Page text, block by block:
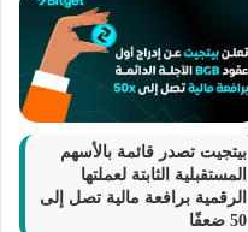
بيتجيت تصدر قائمة بالأسهم
المستقبلية الثابتة لعملتها
الرقمية برافعة مالية تصل إلى
50 ضعفًا